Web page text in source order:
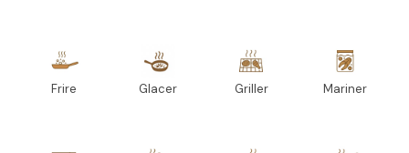
Frire Glacer Griller Mariner